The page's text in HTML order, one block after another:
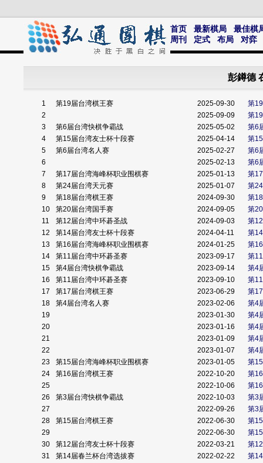
首页 最新棋局
最佳棋
周刊
定式 布局 对弈
彭鐏德
1 第19届台湾棋王赛 2025-09-30
第
2
2025-09-09
第
3
第6届台湾快棋争霸战 2025-05-02
第6
4
第15届台湾友士杯十段赛 2025-04-14
第
5
第6届台湾名人赛 2025-02-27
第6
6
2025-02-13
第6
7
第17届台湾海峰杯职业围棋赛 2025-01-13
第
8
第24届台湾天元赛 2025-01-07
第
9
第18届台湾棋王赛 2024-09-30
第
10
第20届台湾国手赛 2024-09-05
第
11
第12届台湾中环碁圣战 2024-09-03
第
12
第14届台湾友士杯十段赛 2024-04-11
第
13
第16届台湾海峰杯职业围棋赛 2024-01-25
第
14
第11届台湾中环碁圣赛 2023-09-17
第
15
第4届台湾快棋争霸战 2023-09-14
第4
16
第11届台湾中环碁圣赛 2023-09-10
第
17
第17届台湾棋王赛 2023-06-29
第
18
第4届台湾名人赛 2023-02-06
第4
19
2023-01-30
第4
20
2023-01-16
第4
21
2023-01-09
第4
22
2023-01-07
第4
23
第15届台湾海峰杯职业围棋赛 2023-01-05
第
24
第16届台湾棋王赛 2022-10-20
第
25
2022-10-06
第
26
第3届台湾快棋争霸战 2022-10-03
第3
27
2022-09-26
第3
28
第15届台湾棋王赛 2022-06-30
第
29
2022-06-30
第
30
第12届台湾友士杯十段赛 2022-03-21
第
31
第14届春兰杯台湾选拔赛 2022-02-22
第